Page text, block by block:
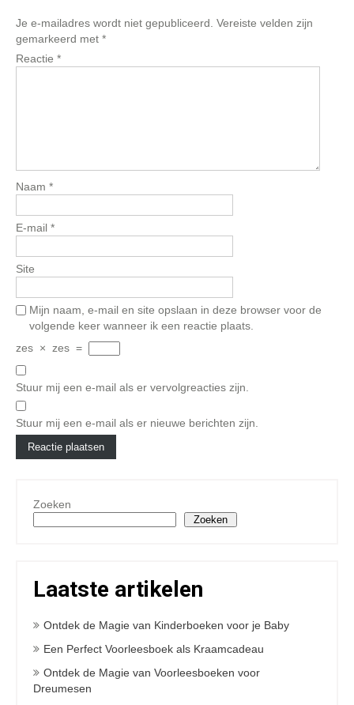
Je e-mailadres wordt niet gepubliceerd. Vereiste velden zijn
gemarkeerd met *
Reactie *
Naam *
E-mail *
Site
Mijn naam, e-mail en site opslaan in deze browser voor de
volgende keer wanneer ik een reactie plaats.
zes × zes =
Stuur mij een e-mail als er vervolgreacties zijn.
Stuur mij een e-mail als er nieuwe berichten zijn.
Zoeken
Zoeken
Laatste artikelen
Ontdek de Magie van Kinderboeken voor je Baby
Een Perfect Voorleesboek als Kraamcadeau
Ontdek de Magie van Voorleesboeken voor
Dreumesen